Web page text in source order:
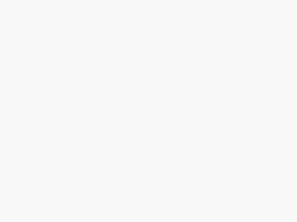
menerusi persembahannya di